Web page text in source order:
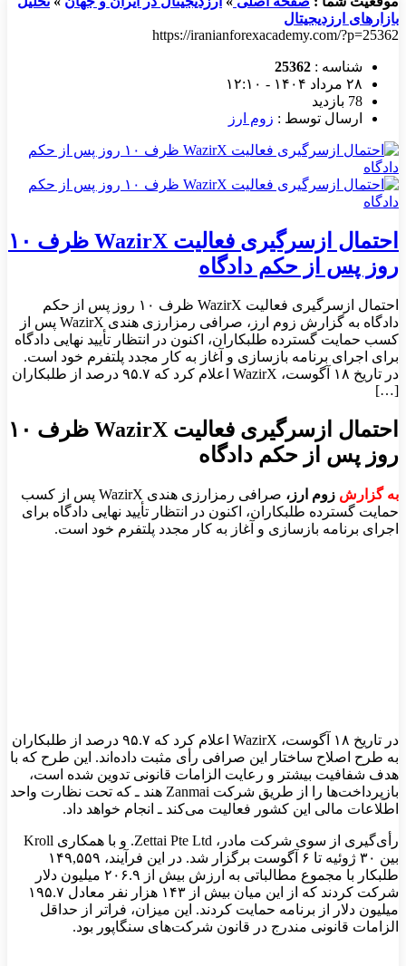
بازارهای ارزدیجیتال
https://iranianforexacademy.com/?p=25362
شناسه : 25362
۲۸ مرداد ۱۴۰۴ - ۱۲:۱۰
78 بازدید
ارسال توسط : زوم ارز
احتمال ازسرگیری فعالیت WazirX ظرف ۱۰
روز پس از حکم دادگاه
احتمال ازسرگیری فعالیت WazirX ظرف ۱۰ روز پس از حکم
دادگاه به گزارش زوم ارز، صرافی رمزارزی هندی WazirX پس از
کسب حمایت گسترده طلبکاران، اکنون در انتظار تأیید نهایی دادگاه
برای اجرای برنامه بازسازی و آغاز به کار مجدد پلتفرم خود است.
در تاریخ ۱۸ آگوست، WazirX اعلام کرد که ۹۵.۷ درصد از طلبکاران
[…]
احتمال ازسرگیری فعالیت WazirX ظرف ۱۰
روز پس از حکم دادگاه
به گزارش زوم ارز،
صرافی رمزارزی هندی WazirX پس از کسب
حمایت گسترده طلبکاران، اکنون در انتظار تأیید نهایی دادگاه برای
اجرای برنامه بازسازی و آغاز به کار مجدد پلتفرم خود است.
در تاریخ ۱۸ آگوست، WazirX اعلام کرد که ۹۵.۷ درصد از طلبکاران
به طرح اصلاح ساختار این صرافی رأی مثبت داده‌اند. این طرح که با
هدف شفافیت بیشتر و رعایت الزامات قانونی تدوین شده است،
بازپرداخت‌ها را از طریق شرکت Zanmai هند ـ که تحت نظارت واحد
اطلاعات مالی این کشور فعالیت می‌کند ـ انجام خواهد داد.
رأی‌گیری از سوی شرکت مادر، Zettai Pte Ltd. و با همکاری Kroll
بین ۳۰ ژوئیه تا ۶ آگوست برگزار شد. در این فرآیند، ۱۴۹,۵۵۹
طلبکار با مجموع مطالباتی به ارزش بیش از ۲۰۶.۹ میلیون دلار
شرکت کردند که از این میان بیش از ۱۴۳ هزار نفر معادل ۱۹۵.۷
میلیون دلار از برنامه حمایت کردند. این میزان، فراتر از حداقل
الزامات قانونی مندرج در قانون شرکت‌های سنگاپور بود.